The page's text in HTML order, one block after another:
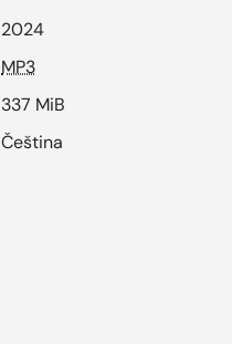
2024
MP3
337 MiB
Čeština